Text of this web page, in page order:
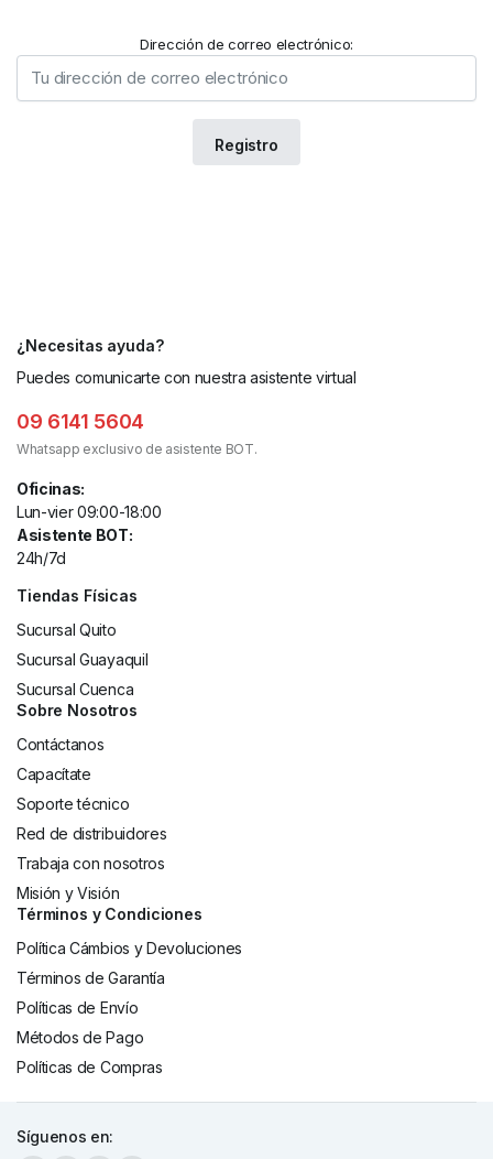
Dirección de correo electrónico:
¿Necesitas ayuda?
Puedes comunicarte con nuestra asistente virtual
09 6141 5604
Whatsapp exclusivo de asistente BOT.
Oficinas:
Lun-vier 09:00-18:00
Asistente BOT:
24h/7d
Tiendas Físicas
Sucursal Quito
Sucursal Guayaquil
Sucursal Cuenca
Sobre Nosotros
Contáctanos
Capacítate
Soporte técnico
Red de distribuidores
Trabaja con nosotros
Misión y Visión
Términos y Condiciones
Política Cámbios y Devoluciones
Términos de Garantía
Políticas de Envío
Métodos de Pago
Políticas de Compras
Síguenos en: